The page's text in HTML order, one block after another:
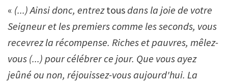
« (...) Ainsi donc, entreztousdans la joie de votre
Seigneur et les premiers comme les seconds, vous
recevrez la récompense. Riches et pauvres, mêlez-
vous (...) pour célébrer ce jour. Que vous ayez
jeûné ou non, réjouissez-vous aujourd'hui. La